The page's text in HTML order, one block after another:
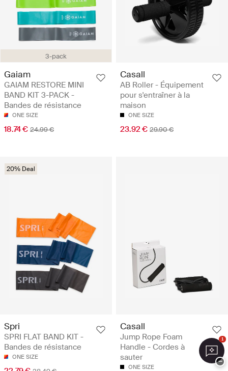
3-pack
Gaiam
GAIAM RESTORE MINI
BAND KIT 3-PACK -
Bandes de résistance
ONE SIZE
18.74 € 24.99 €
Casall
AB Roller - Équipement
pour s'entraîner à la
maison
ONE SIZE
23.92 € 29.90 €
20% Deal
Spri
SPRI FLAT BAND KIT -
Bandes de résistance
ONE SIZE
Casall
Jump Rope Foam
Handle - Cordes à
sauter
ONE SIZE
1
−